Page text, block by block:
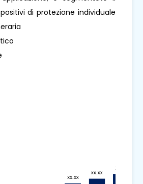
di protezione individuale